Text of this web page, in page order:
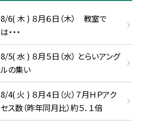
8/6( 木 ) ８月６日（木） 教室で
は・・・
8/5( 水 ) ８月５日（水） とらいアング
ルの集い
8/4( 火 ) ８月４日（火）７月ＨＰアク
セス数（昨年同月比）約５．１倍